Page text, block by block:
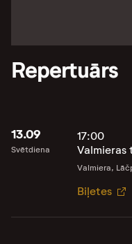
Repertuārs
13.09
Svētdiena
17:00
Valmieras
Valmiera,
Biļetes